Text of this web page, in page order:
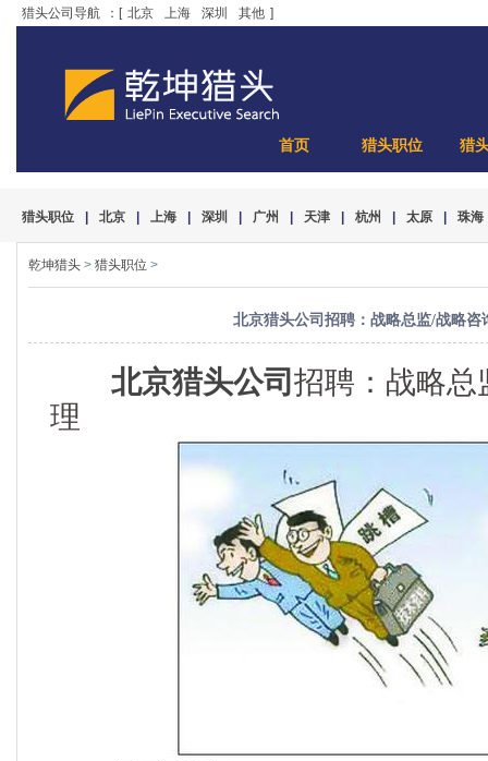
猎头公司导航 ：[ 北京 上海 深圳 其他 ]
首页 猎头职位 猎
猎头职位 北京 上海 深圳 广州 天津 杭州 太原 珠海
乾坤猎头 > 猎头职位 >
北京猎头公司招聘：战略总监/战略咨
北京猎头公司招聘：战略总
理